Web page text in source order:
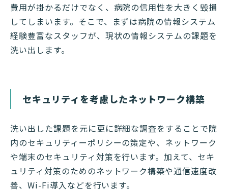
費用が掛かるだけでなく、病院の信用性を大きく毀損
してしまいます。そこで、まずは病院の情報システム
経験豊富なスタッフが、現状の情報システムの課題を
洗い出します。
セキュリティを考慮したネットワーク構築
洗い出した課題を元に更に詳細な調査をすることで院
内のセキュリティーポリシーの策定や、ネットワーク
や端末のセキュリティ対策を行います。加えて、セキ
ュリティ対策のためのネットワーク構築や通信速度改
善、Wi-Fi導入などを行います。